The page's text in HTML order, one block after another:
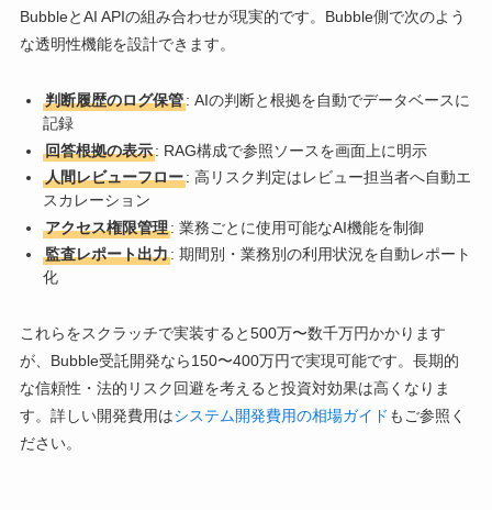
BubbleとAI APIの組み合わせが現実的です。Bubble側で次のよう
な透明性機能を設計できます。
判断履歴のログ保管: AIの判断と根拠を自動でデータベースに
記録
回答根拠の表示: RAG構成で参照ソースを画面上に明示
人間レビューフロー: 高リスク判定はレビュー担当者へ自動エ
スカレーション
アクセス権限管理: 業務ごとに使用可能なAI機能を制御
監査レポート出力: 期間別・業務別の利用状況を自動レポート
化
これらをスクラッチで実装すると500万〜数千万円かかります
が、Bubble受託開発なら150〜400万円で実現可能です。長期的
な信頼性・法的リスク回避を考えると投資対効果は高くなりま
す。詳しい開発費用はシステム開発費用の相場ガイド もご参照く
ださい。